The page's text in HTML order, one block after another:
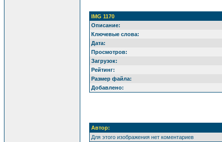
IMG 1170
Описание:
Ключевые слова:
Дата:
Просмотров:
Загрузок:
Рейтинг:
Размер файла:
Добавлено:
Автор:
Для этого изображения нет коментариев